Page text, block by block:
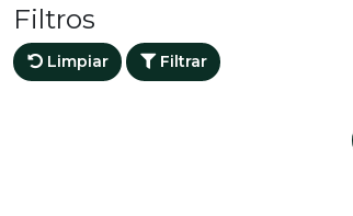
Filtros
Limpiar Filtrar